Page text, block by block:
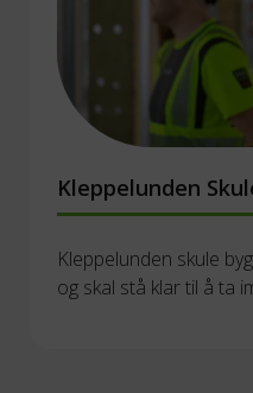
Kleppelunden
Kleppelunden skule
og skal stå klar til å ta